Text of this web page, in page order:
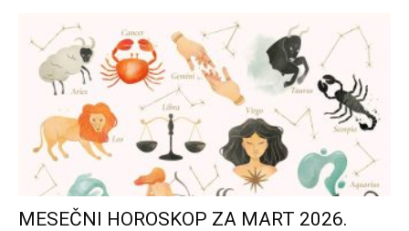
MESEČNI HOROSKOP ZA MART 2026.